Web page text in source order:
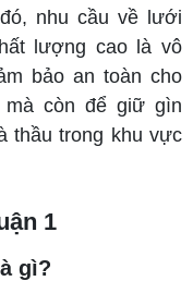
nhu cầu về lưới
lượng cao là vô
bảo an toàn cho
còn để giữ gìn
thầu trong khu vực
1
là gì?